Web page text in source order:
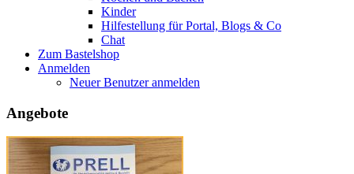
Kinder
Hilfestellung für Portal, Blogs & Co
Chat
Zum Bastelshop
Anmelden
Neuer Benutzer anmelden
Angebote